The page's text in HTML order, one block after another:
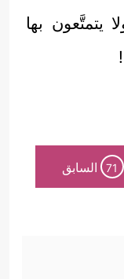
يتمتَّعون بها
71 السابق